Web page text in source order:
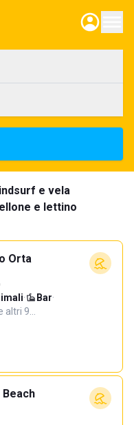
e vela
e lettino
Orta
· Bar·
altri 9…
Beach